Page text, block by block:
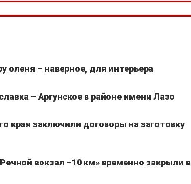
оленя – наверное, для интерьера
– Аргунское в районе имени Лазо
края заключили договоры на заготовку
вокзал –10 км» временно закрыли в